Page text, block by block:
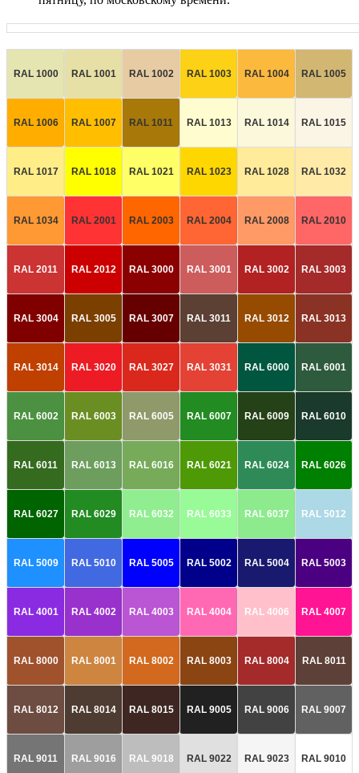
RAL 1000 RAL 1001 RAL 1002 RAL 1003 RAL 1004 RAL 1005
RAL 1006 RAL 1007 RAL 1011 RAL 1013 RAL 1014 RAL 1015
RAL 1017 RAL 1018 RAL 1021 RAL 1023 RAL 1028 RAL 1032
RAL 1034 RAL 2001 RAL 2003 RAL 2004 RAL 2008 RAL 2010
RAL 2011 RAL 2012 RAL 3000 RAL 3001 RAL 3002 RAL 3003
RAL 3004 RAL 3005 RAL 3007 RAL 3011 RAL 3012 RAL 3013
RAL 3014 RAL 3020 RAL 3027 RAL 3031 RAL 6000 RAL 6001
RAL 6002 RAL 6003 RAL 6005 RAL 6007 RAL 6009 RAL 6010
RAL 6011 RAL 6013 RAL 6016 RAL 6021 RAL 6024 RAL 6026
RAL 6027 RAL 6029 RAL 6032 RAL 6033 RAL 6037 RAL 5012
RAL 5009 RAL 5010 RAL 5005 RAL 5002 RAL 5004 RAL 5003
RAL 4001 RAL 4002 RAL 4003 RAL 4004 RAL 4006 RAL 4007
RAL 8000 RAL 8001 RAL 8002 RAL 8003 RAL 8004 RAL 8011
RAL 8012 RAL 8014 RAL 8015 RAL 9005 RAL 9006 RAL 9007
RAL 9011 RAL 9016 RAL 9018 RAL 9022 RAL 9023 RAL 9010